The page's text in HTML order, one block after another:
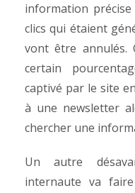
information
clics qui étaient
vont être annulés.
certain
captivé par le site
à une newsletter
chercher une
Un autre
internaute va